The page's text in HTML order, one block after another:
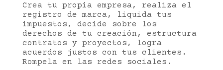
Crea tu propia empresa, realiza el
registro de marca, liquida tus
impuestos, decide sobre los
derechos de tu creación, estructura
contratos y proyectos, logra
acuerdos justos con tus clientes.
Rompela en las redes sociales.